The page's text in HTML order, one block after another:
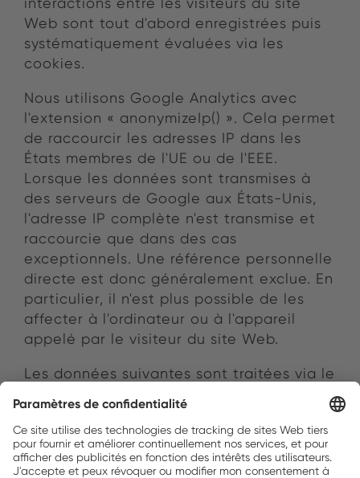
Web sont tout d'abord enregistrées puis
systématiquement évaluées via les
cookies.
Nous utilisons Google Analytics avec
l'extension « anonymizeIp() ». Cela permet
de raccourcir les adresses IP dans les
États membres de l'UE ou de l'EEE.
Lorsque les données sont transmises à
des serveurs de Google aux États-Unis,
l'adresse IP complète n'est transmise et
raccourcie que dans des cas
exceptionnels. Une référence personnelle
directe est donc généralement exclue. En
particulier, il n'est plus possible de les
affecter à l'ordinateur ou à l'appareil
appelé par le visiteur du site Web.
Les données suivantes sont traitées via le
3 octets de l'adresse IP du système du
visiteur du site Web (adresse IP
anonymisée),